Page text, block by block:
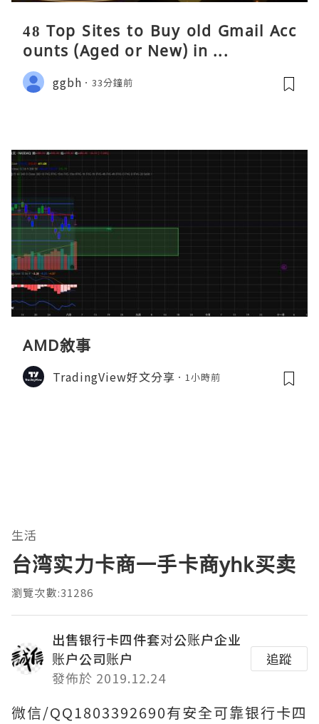
48 Top Sites to Buy old Gmail Acc
ounts (Aged or New) in ...
ggbh 33分鐘前
AMD敘事
TradingView好文分享 1小時前
生活
台湾实力卡商一手卡商yhk买卖
瀏覽次數:31286
出售银行卡四件套对公账户企业
账户公司账户
發佈於 2019.12.24
追蹤
微信/QQ1803392690有安全可靠银行卡四